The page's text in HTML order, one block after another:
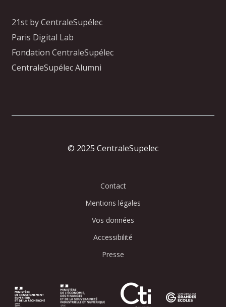
21st by CentraleSupélec
Paris Digital Lab
Fondation CentraleSupélec
CentraleSupélec Alumni
© 2025 CentraleSupelec
Contact
Mentions légales
Vos données
Accessibilité
Presse
Image Image Image